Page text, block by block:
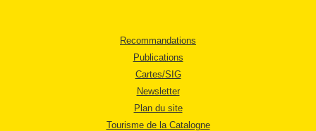
Recommandations
Publications
Cartes/SIG
Newsletter
Plan du site
Tourisme de la Catalogne